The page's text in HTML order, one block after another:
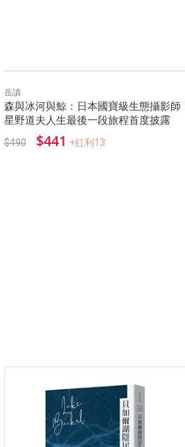
岳讀
森與冰河與鯨：日本國寶級生態攝影師
星野道夫人生最後一段旅程首度披露
$490 $441 +紅利13